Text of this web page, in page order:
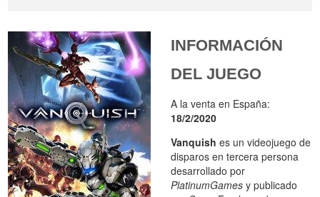
INFORMACIÓN
DEL JUEGO
A la venta en España:
18/2/2020
Vanquish es un videojuego de
disparos en tercera persona
desarrollado por
PlatinumGames y publicado